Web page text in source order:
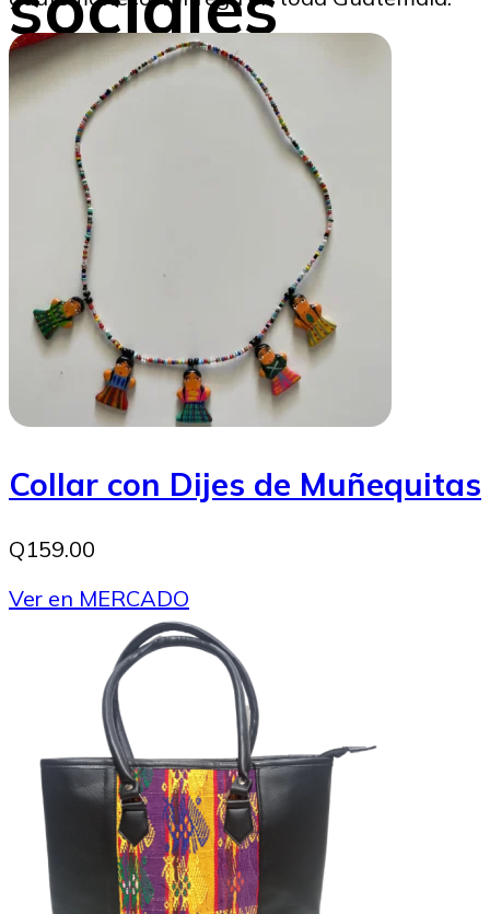
Beatriz Tercero
21/10/2024
Image to Credit : Envato
Collar con Dijes de Muñequitas
Q159.00
Ver en MERCADO